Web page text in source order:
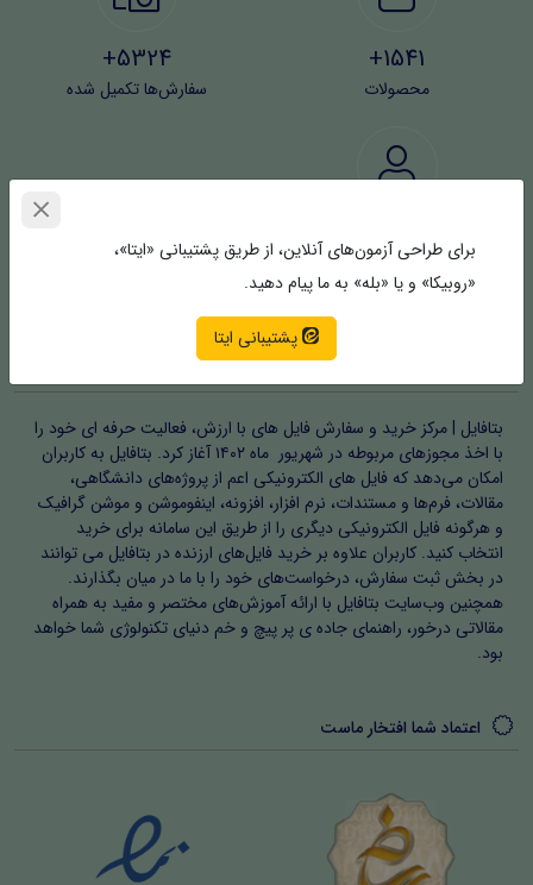
1541+
محصولات
5324+
سفارش‌ها تکمیل شده
4373+
کاربران
خلق جهان ایده‌های شما | بتافایل
بتافایل | مرکز خرید و سفارش فایل های با ارزش، فعالیت حرفه ای خود را
با اخذ مجوزهای مربوطه در شهریور ماه ۱۴۰۲ آغاز کرد. بتافایل به کاربران
امکان می‌دهد که فایل های الکترونیکی اعم از پروژه‌های دانشگاهی،
مقالات، فرم‌ها و مستندات، نرم افزار، افزونه، اینفوموشن و موشن گرافیک
و هرگونه فایل الکترونیکی دیگری را از طریق این سامانه برای خرید
انتخاب کنید. کاربران علاوه بر خرید فایل‌های ارزنده در بتافایل می توانند
در بخش ثبت سفارش، درخواست‌های خود را با ما در میان بگذارند.
همچنین وب‌سایت بتافایل با ارائه آموزش‌های مختصر و مفید به همراه
مقالاتی درخور، راهنمای جاده ی پر پیچ و خم دنیای تکنولوژی شما خواهد
بود.
اعتماد شما افتخار ماست
برای طراحی آزمون‌های آنلاین، از طریق پشتیبانی «ایتا»،
«روبیکا» و یا «بله» به ما پیام دهید.
پشتیبانی ایتا